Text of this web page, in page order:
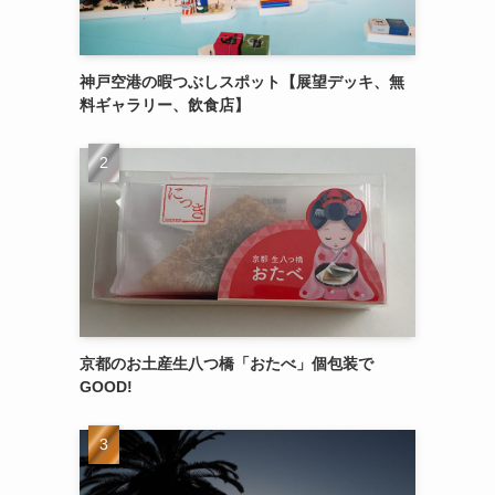
神戸空港の暇つぶしスポット【展望デッキ、無
料ギャラリー、飲食店】
京都のお土産生八つ橋「おたべ」個包装で
GOOD!